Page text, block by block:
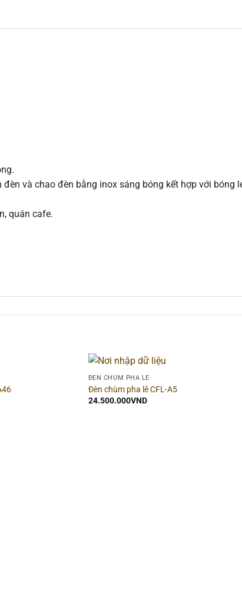
và chao đèn bằng inox sáng bóng kết hợp với bóng
quán cafe.
ĐÈN CHÙM PHA LÊ
Đèn chùm pha lê CFL-A5
24.500.000VND